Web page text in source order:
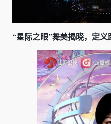
“星际之眼”舞美揭晓，定